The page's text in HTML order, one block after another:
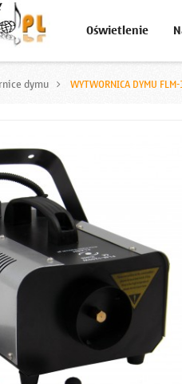
Oświetlenie
dymu > WYTWORNICA DYMU